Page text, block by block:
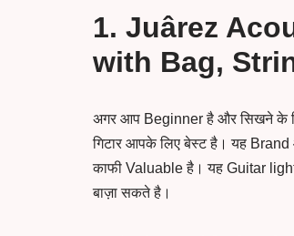
1. Juârez
with Bag,
अगर आप Beginner है और सिखने के
गिटार आपके लिए बेस्ट है। यह
काफी Valuable है। यह Guitar
बाज़ा सकते है।